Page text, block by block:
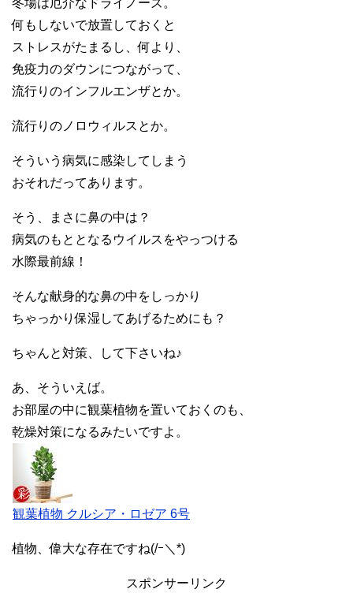
冬場は厄介なドライノーズ。
何もしないで放置しておくと
ストレスがたまるし、何より、
免疫力のダウンにつながって、
流行りのインフルエンザとか。
流行りのノロウィルスとか。
そういう病気に感染してしまう
おそれだってあります。
そう、まさに鼻の中は？
病気のもととなるウイルスをやっつける
水際最前線！
そんな献身的な鼻の中をしっかり
ちゃっかり保湿してあげるためにも？
ちゃんと対策、して下さいね♪
あ、そういえば。
お部屋の中に観葉植物を置いておくのも、
乾燥対策になるみたいですよ。
観葉植物 クルシア・ロゼア 6号
植物、偉大な存在ですね(/ｰ＼*)
スポンサーリンク